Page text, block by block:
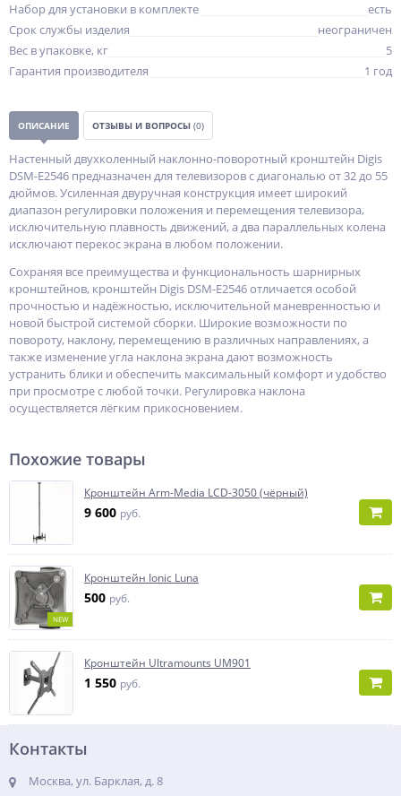
Набор для установки в комплекте
есть
Срок службы изделия
неограничен
Вес в упаковке, кг
5
Гарантия производителя
1 год
ОПИСАНИЕ ОТЗЫВЫ И ВОПРОСЫ (0)
Настенный двухколенный наклонно-поворотный кронштейн Digis
DSM-E2546 предназначен для телевизоров с диагональю от 32 до 55
дюймов. Усиленная двуручная конструкция имеет широкий
диапазон регулировки положения и перемещения телевизора,
исключительную плавность движений, а два параллельных колена
исключают перекос экрана в любом положении.
Сохраняя все преимущества и функциональность шарнирных
кронштейнов, кронштейн Digis DSM-E2546 отличается особой
прочностью и надёжностью, исключительной маневренностью и
новой быстрой системой сборки. Широкие возможности по
повороту, наклону, перемещению в различных направлениях, а
также изменение угла наклона экрана дают возможность
устранить блики и обеспечить максимальный комфорт и удобство
при просмотре с любой точки. Регулировка наклона
осуществляется лёгким прикосновением.
Похожие товары
Кронштейн Arm-Media LCD-3050 (чёрный)
9 600 руб.
NEW
Кронштейн Ionic Luna
500 руб.
Кронштейн Ultramounts UM901
1 550 руб.
Контакты
Москва, ул. Барклая, д. 8